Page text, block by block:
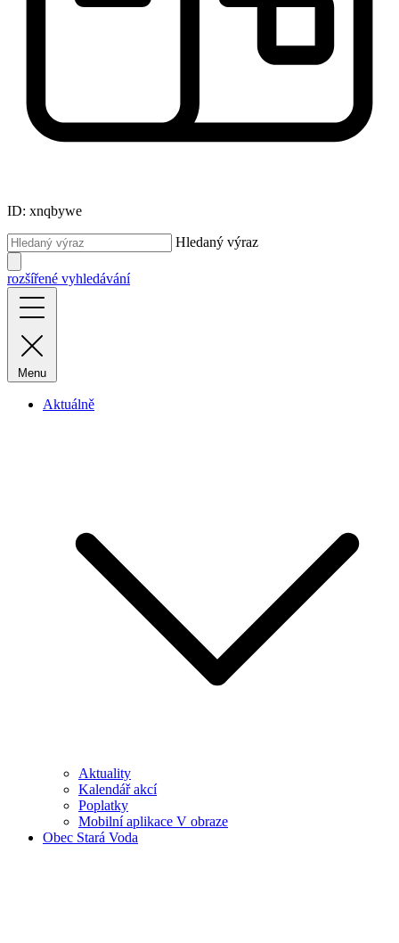
ID: xnqbywe
Hledaný výraz
rozšířené vyhledávání
Menu
Aktuálně
Aktuality
Kalendář akcí
Poplatky
Mobilní aplikace V obraze
Obec Stará Voda